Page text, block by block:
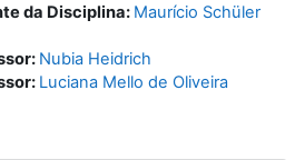
da Disciplina: Maurício Schüler
Nubia Heidrich
Luciana Mello de Oliveira